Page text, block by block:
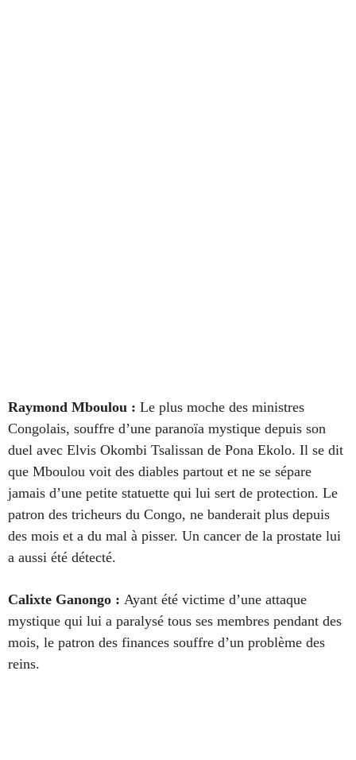
Raymond Mboulou : Le plus moche des ministres
Congolais, souffre d’une paranoïa mystique depuis son
duel avec Elvis Okombi Tsalissan de Pona Ekolo. Il se dit
que Mboulou voit des diables partout et ne se sépare
jamais d’une petite statuette qui lui sert de protection. Le
patron des tricheurs du Congo, ne banderait plus depuis
des mois et a du mal à pisser. Un cancer de la prostate lui
a aussi été détecté.
Calixte Ganongo : Ayant été victime d’une attaque
mystique qui lui a paralysé tous ses membres pendant des
mois, le patron des finances souffre d’un problème des
reins.